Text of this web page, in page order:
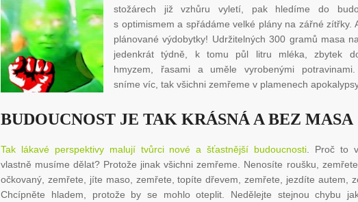
stožárech již vzhůru vyletí, pak hledíme do
s optimismem a spřádáme velké plány na zářné zítřky.
plánované výdobytky! Udržitelných 300 gramů masa
jedenkrát týdně, k tomu půl litru mléka, zbytek
hmyzem, řasami a uměle vyrobenými
sníme víc, tak všichni zemřeme v plamenech
BUDOUCNOST JE TAK KRÁSNÁ A BEZ MASA
Tak lákavé perspektivy malují tvůrci nové a šťastnější budoucnosti . Proč to
vlastně musíme dělat? Protože jinak všichni zemřeme. Nenosíte roušku,
očkovaný, zemřete, jíte maso, zemřete, topíte dřevem, zemřete, jezdíte autem,
Chcípněte hladem, protože by se mohlo oteplit. Nedělejte stejnou chybu